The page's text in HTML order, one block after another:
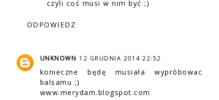
czyli coś musi w nim być ;)
ODPOWIEDZ
UNKNOWN 12 GRUDNIA 2014 22:52
konieczne będę musiała wypróbowac
balsamu ;)
www.merydam.blogspot.com